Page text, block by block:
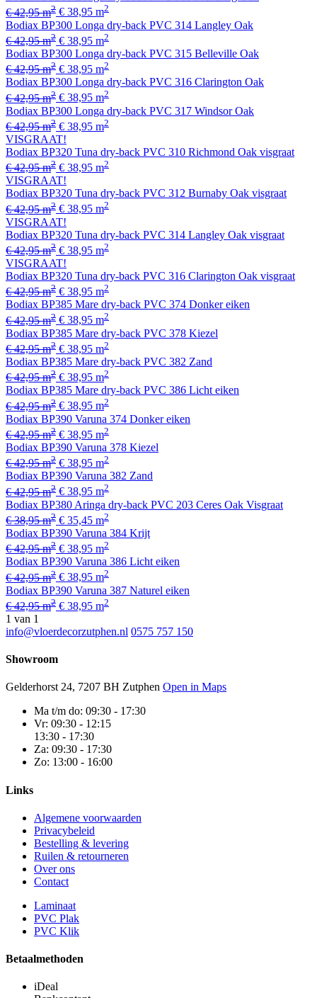
€ 42,95 m2 € 38,95 m2
Bodiax BP300 Longa dry-back PVC 314 Langley Oak
€ 42,95 m2 € 38,95 m2
Bodiax BP300 Longa dry-back PVC 315 Belleville Oak
€ 42,95 m2 € 38,95 m2
Bodiax BP300 Longa dry-back PVC 316 Clarington Oak
€ 42,95 m2 € 38,95 m2
Bodiax BP300 Longa dry-back PVC 317 Windsor Oak
€ 42,95 m2 € 38,95 m2
VISGRAAT!
Bodiax BP320 Tuna dry-back PVC 310 Richmond Oak visgraat
€ 42,95 m2 € 38,95 m2
VISGRAAT!
Bodiax BP320 Tuna dry-back PVC 312 Burnaby Oak visgraat
€ 42,95 m2 € 38,95 m2
VISGRAAT!
Bodiax BP320 Tuna dry-back PVC 314 Langley Oak visgraat
€ 42,95 m2 € 38,95 m2
VISGRAAT!
Bodiax BP320 Tuna dry-back PVC 316 Clarington Oak visgraat
€ 42,95 m2 € 38,95 m2
Bodiax BP385 Mare dry-back PVC 374 Donker eiken
€ 42,95 m2 € 38,95 m2
Bodiax BP385 Mare dry-back PVC 378 Kiezel
€ 42,95 m2 € 38,95 m2
Bodiax BP385 Mare dry-back PVC 382 Zand
€ 42,95 m2 € 38,95 m2
Bodiax BP385 Mare dry-back PVC 386 Licht eiken
€ 42,95 m2 € 38,95 m2
Bodiax BP390 Varuna 374 Donker eiken
€ 42,95 m2 € 38,95 m2
Bodiax BP390 Varuna 378 Kiezel
€ 42,95 m2 € 38,95 m2
Bodiax BP390 Varuna 382 Zand
€ 42,95 m2 € 38,95 m2
Bodiax BP380 Aringa dry-back PVC 203 Ceres Oak Visgraat
€ 38,95 m2 € 35,45 m2
Bodiax BP390 Varuna 384 Krijt
€ 42,95 m2 € 38,95 m2
Bodiax BP390 Varuna 386 Licht eiken
€ 42,95 m2 € 38,95 m2
Bodiax BP390 Varuna 387 Naturel eiken
€ 42,95 m2 € 38,95 m2
1 van 1
info@vloerdecorzutphen.nl 0575 757 150
Showroom
Gelderhorst 24, 7207 BH Zutphen Open in Maps
Ma t/m do: 09:30 - 17:30
Vr: 09:30 - 12:15
13:30 - 17:30
Za: 09:30 - 17:30
Zo: 13:00 - 16:00
Links
Algemene voorwaarden
Privacybeleid
Bestelling & levering
Ruilen & retourneren
Over ons
Contact
Laminaat
PVC Plak
PVC Klik
Betaalmethoden
iDeal